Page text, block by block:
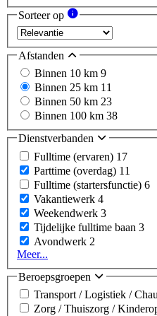
Sorteer op
Afstanden
Binnen 10 km 9
Binnen 25 km 11
Binnen 50 km 23
Binnen 100 km 38
Dienstverbanden
Fulltime (ervaren) 17
Parttime (overdag) 11
Fulltime (startersfunctie) 6
Vakantiewerk 4
Weekendwerk 3
Tijdelijke fulltime baan 3
Avondwerk 2
Meer...
Beroepsgroepen
Transport / Logistiek /
Zorg / Thuiszorg /